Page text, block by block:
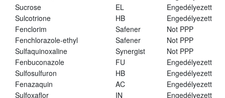
Sucrose
EL
Engedélyezett
Sulcotrione
HB
Engedélyezett
Fenclorim
Safener
Not PPP
Fenchlorazole-ethyl
Safener
Not PPP
Sulfaquinoxaline
Synergist
Not PPP
Fenbuconazole
FU
Engedélyezett
Sulfosulfuron
HB
Engedélyezett
Fenazaquin
AC
Engedélyezett
Sulfoxaflor
IN
Engedélyezett